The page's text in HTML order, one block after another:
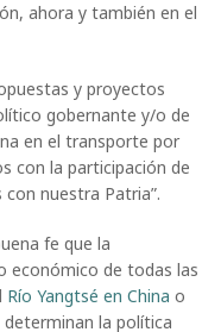
ahora y también en el
y proyectos
gobernante y/o de
en el transporte por
con la participación de
nuestra Patria”.
fe que la
económico de todas las
Río Yangtsé en China o
la política